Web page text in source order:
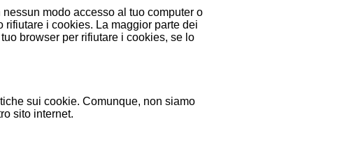
modo accesso al tuo computer o
i cookies. La maggior parte dei
browser per rifiutare i cookies, se lo
sui cookie. Comunque, non siamo
sito internet.